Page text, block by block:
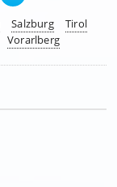
Salzburg
Tirol
Vorarlberg